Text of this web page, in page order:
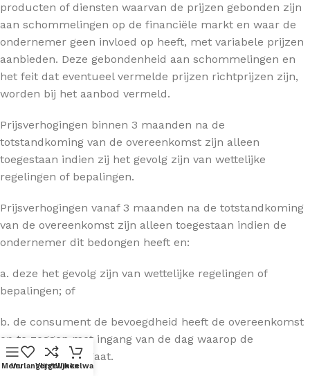
producten of diensten waarvan de prijzen gebonden zijn
aan schommelingen op de financiële markt en waar de
ondernemer geen invloed op heeft, met variabele prijzen
aanbieden. Deze gebondenheid aan schommelingen en
het feit dat eventueel vermelde prijzen richtprijzen zijn,
worden bij het aanbod vermeld.
Prijsverhogingen binnen 3 maanden na de
totstandkoming van de overeenkomst zijn alleen
toegestaan indien zij het gevolg zijn van wettelijke
regelingen of bepalingen.
Prijsverhogingen vanaf 3 maanden na de totstandkoming
van de overeenkomst zijn alleen toegestaan indien de
ondernemer dit bedongen heeft en:
a. deze het gevolg zijn van wettelijke regelingen of
bepalingen; of
b. de consument de bevoegdheid heeft de overeenkomst
op te zeggen met ingang van de dag waarop de
prijsverhoging ingaat.
Menu
VerlanglijstVergelijken
Winkelwagen